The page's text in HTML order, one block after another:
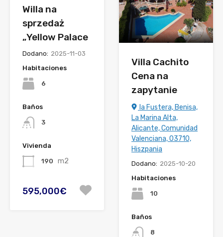
Willa na
sprzedaż
„Yellow Palace
Dodano: 2025-11-03
Habitaciones
6
Baños
3
Vivienda
190 m2
595,000€
Villa Cachito
Cena na
zapytanie
la Fustera, Benisa,
La Marina Alta,
Alicante, Comunidad
Valenciana, 03710,
Hiszpania
Dodano: 2025-10-20
Habitaciones
10
Baños
8